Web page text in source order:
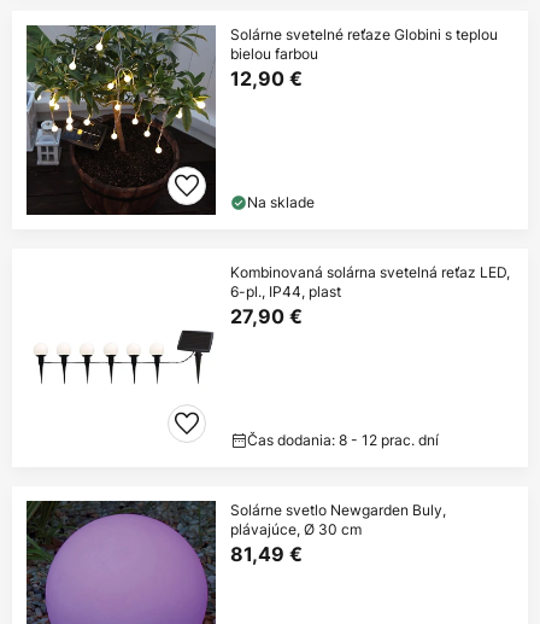
Solárne svetelné reťaze Globini s teplou
bielou farbou
12,90 €
Na sklade
Kombinovaná solárna svetelná reťaz LED,
6-pl., IP44, plast
27,90 €
Čas dodania: 8 - 12 prac. dní
Solárne svetlo Newgarden Buly,
plávajúce, Ø 30 cm
81,49 €